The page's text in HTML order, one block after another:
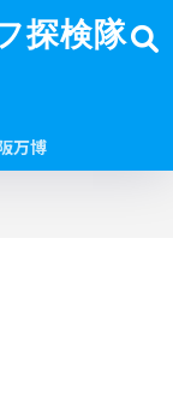
探検隊
万博